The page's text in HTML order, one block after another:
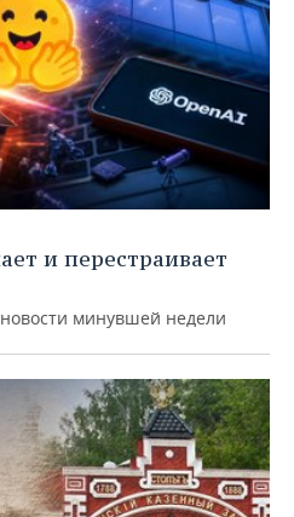
и перестраивает
минувшей недели